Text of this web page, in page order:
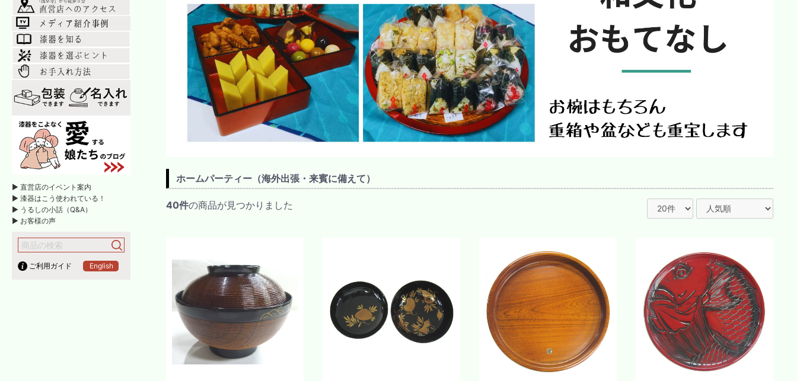
► 直営店のイベント案内
► 漆器はこう使われている！
► うるしの小話（Q&A）
► お客様の声
ご利用ガイド English
ホームパーティー（海外出張・来賓に備えて）
40件の商品が見つかりました